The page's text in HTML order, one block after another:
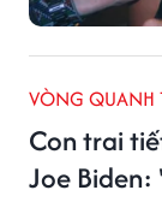
VÒNG QUANH
Con trai
Joe Biden: